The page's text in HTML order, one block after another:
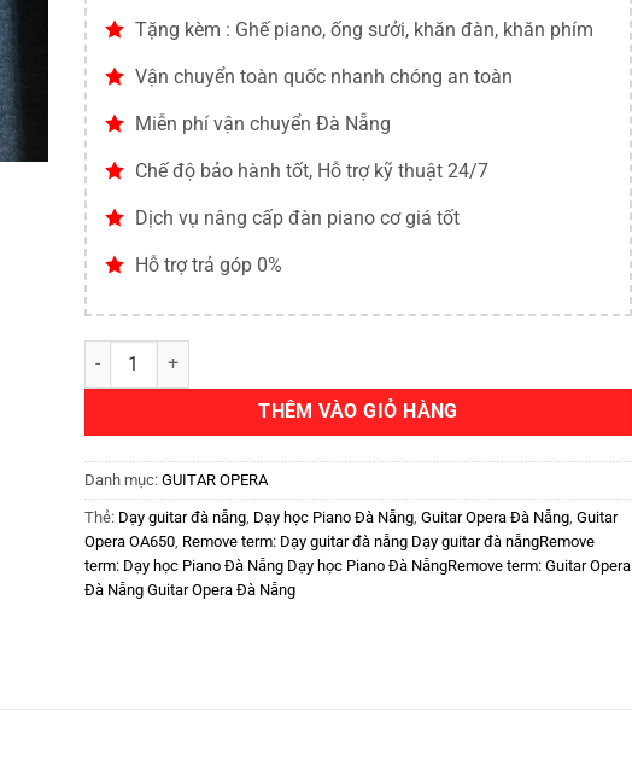
Tặng kèm : Ghế piano, ống sưởi, khăn đàn, khăn phím
Vận chuyển toàn quốc nhanh chóng an toàn
Miễn phí vận chuyển Đà Nẵng
Chế độ bảo hành tốt, Hỗ trợ kỹ thuật 24/7
Dịch vụ nâng cấp đàn piano cơ giá tốt
Hỗ trợ trả góp 0%
THÊM VÀO GIỎ HÀNG
Danh mục: GUITAR OPERA
Thẻ: Dạy guitar đà nẵng Dạy học Piano Đà Nẵng Guitar Opera Đà Nẵng Guitar
Opera OA650 Remove term: Dạy guitar đà nẵng Dạy guitar đà nẵngRemove
term: Dạy học Piano Đà Nẵng Dạy học Piano Đà NẵngRemove term: Guitar Opera
Đà Nẵng Guitar Opera Đà Nẵng